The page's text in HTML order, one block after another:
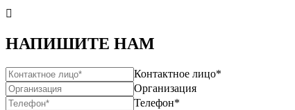

НАПИШИТЕ НАМ
Контактное лицо*
Организация
Телефон*